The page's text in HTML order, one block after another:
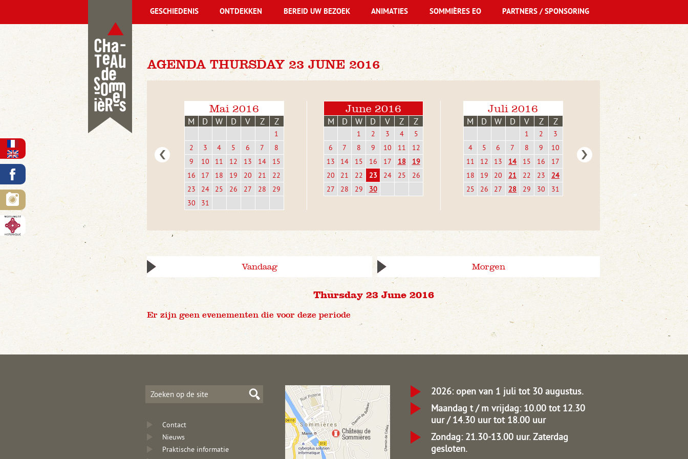
AGENDA THURSDAY 23 JUNE 2016
Mai 2016
M D W D V Z Z
1
2
3 4 5 6 7
8
9
10 11 12 13 14
15
16
17 18 19 20 21
22
23
24 25 26 27 28
29
30
31
June 2016
M D W D V Z Z
1 2 3 4
5
6
7 8 9 10 11
12
13
14 15 16 17 18
19
20
21 22 23 24 25
26
27
28 29 30
Juli 2016
M D W D V Z Z
1 2
3
4
5 6 7 8 9
10
11
12 13 14 15 16
17
18
19 20 21 22 23
24
25
26 27 28 29 30 31
Vandaag Morgen
Thursday 23 June 2016
Er zijn geen evenementen die voor deze periode
GESCHIEDENIS ONTDEKKEN BEREID UW BEZOEK ANIMATIES SOMMIÈRES EO PARTNERS / SPONSORING
Contact
Nieuws
Praktische informatie
2026: open van 1 juli tot 30 augustus.
Maandag t / m vrijdag: 10.00 tot 12.30
uur / 14.30 uur tot 18.00 uur
Zondag: 21.30-13.00 uur.Zaterdag
gesloten.